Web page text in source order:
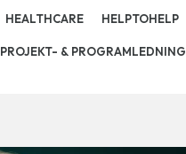
HEALTHCARE HELPTOHELP
PROJEKT- & PROGRAMLEDNING